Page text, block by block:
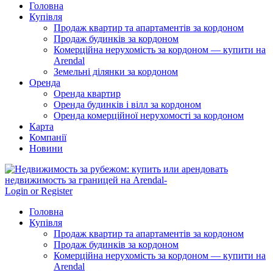
Головна
Купівля
Продаж квартир та апартаментів за кордоном
Продаж будинків за кордоном
Комерційна нерухомість за кордоном — купити на
Arendal
Земельні ділянки за кордоном
Оренда
Оренда квартир
Оренда будинків і вілл за кордоном
Оренда комерційної нерухомості за кордоном
Карта
Компанії
Новини
Login or Register
Головна
Купівля
Продаж квартир та апартаментів за кордоном
Продаж будинків за кордоном
Комерційна нерухомість за кордоном — купити на
Arendal